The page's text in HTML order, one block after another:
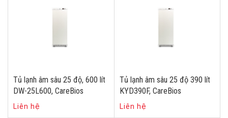
Tủ lạnh âm sâu 25 độ, 600 lít
DW-25L600, CareBios
Liên hệ
Tủ lạnh âm sâu 25 độ 390 lít
KYD390F, CareBios
Liên hệ